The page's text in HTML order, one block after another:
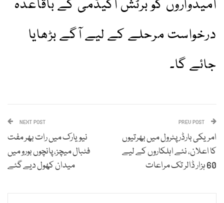
امیدواروں کو برٹش اکیڈمی کے باقاعدہ
درخواست مرحلے کے لیے آگے بڑھایا
جائے گا۔
امریکی بارڈر پٹرول میں بھرتیوں
کا اعلان، نئے اہلکاروں کے لیے
60 ہزار ڈالر تک مراعات
NEXT POST
نیویارک میں رات بھر مفت
فٹبال میچز، پانچوں بورو میں
میدان کھول دیے گئے